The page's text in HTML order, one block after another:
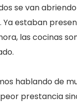
se van
Ya estaban
las cocinas
hablando de
prestancia